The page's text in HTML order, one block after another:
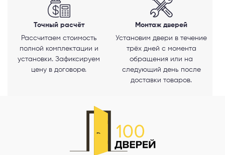
Точный расчёт
Рассчитаем стоимость
полной комплектации и
установки. Зафиксируем
цену в договоре.
Монтаж дверей
Установим двери в течение
трёх дней с момента
обращения или на
следующий день после
доставки товаров.